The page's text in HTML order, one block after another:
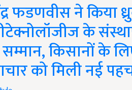
फडणवीस ने किया
के
किसानों के
को मिली नई